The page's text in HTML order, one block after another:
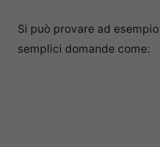
Si può provare ad
semplici domande come: